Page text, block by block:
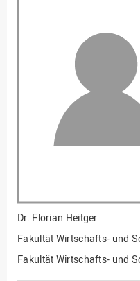
und Informatik
Fakultät Management,
Kultur und Technik
Fakultät Wirtschafts- und
Sozialwissenschaften
Finanzen
Gesellschaftliches
Dr. Florian Heitger
Fakultät Wirtschafts- und
Fakultät Wirtschafts- und